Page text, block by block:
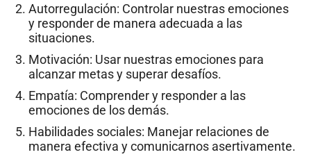
Autorregulación: Controlar nuestras emociones
y responder de manera adecuada a las
situaciones.
Motivación: Usar nuestras emociones para
alcanzar metas y superar desafíos.
Empatía: Comprender y responder a las
emociones de los demás.
Habilidades sociales: Manejar relaciones de
manera efectiva y comunicarnos asertivamente.